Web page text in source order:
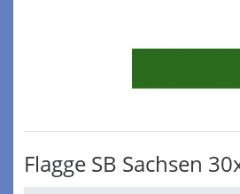
Flagge SB Sachsen